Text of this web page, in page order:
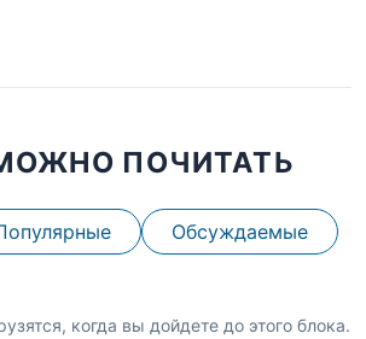
ПОЧИТАТЬ
Обсуждаемые
когда вы дойдете до этого блока.